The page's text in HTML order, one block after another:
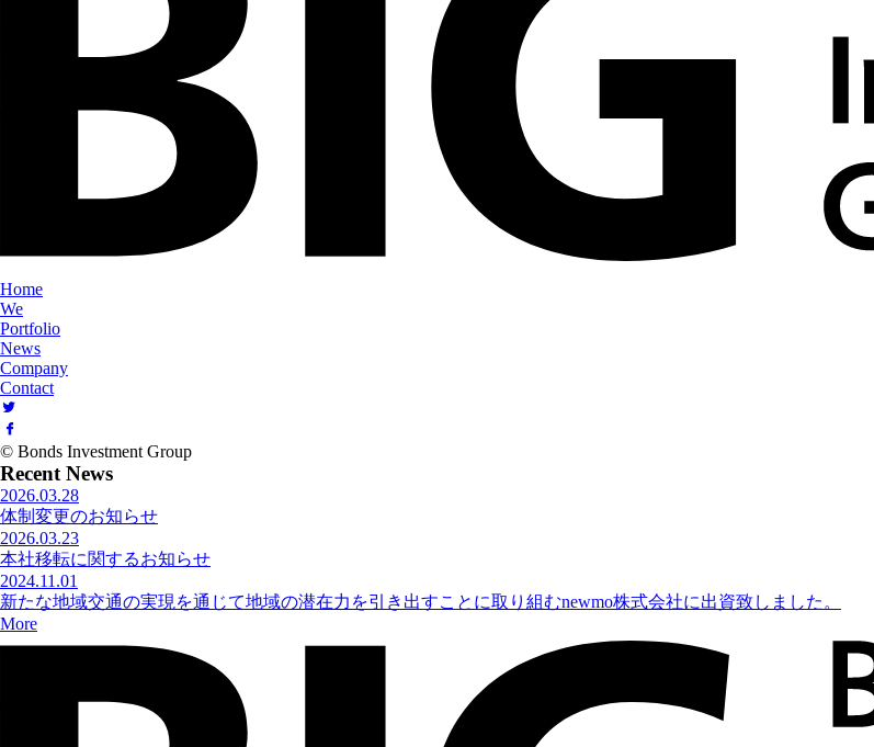
Home
We
Portfolio
News
Company
Contact
© Bonds Investment Group
Recent News
2026.03.28
体制変更のお知らせ
2026.03.23
本社移転に関するお知らせ
2024.11.01
新たな地域交通の実現を通じて地域の潜在力を引き出すことに取り組むnewmo株式会社に出資致しました。
More